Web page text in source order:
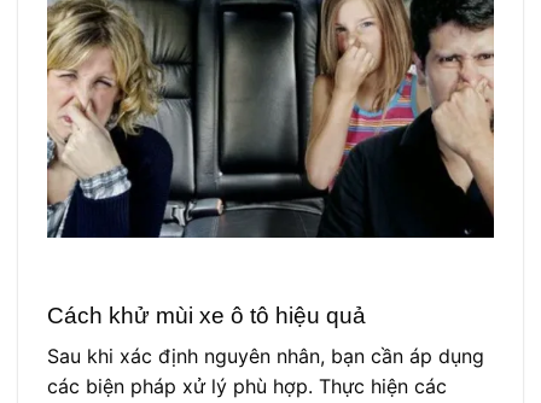
Cách khử mùi xe ô tô hiệu quả
Sau khi xác định nguyên nhân, bạn cần áp dụng
các biện pháp xử lý phù hợp. Thực hiện các